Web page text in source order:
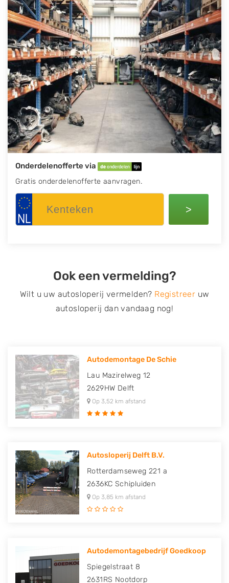
Onderdelenofferte via
Gratis onderdelenofferte aanvragen.
>
Ook een vermelding?
Wilt u uw autosloperij vermelden? Registreer uw
autosloperij dan vandaag nog!
Autodemontage De Schie
Lau Mazirelweg 12
2629HW Delft
Op 3,52 km afstand
Autosloperij Delft B.V.
Rotterdamseweg 221 a
2636KC Schipluiden
Op 3,85 km afstand
Autodemontagebedrijf Goedkoop
Spiegelstraat 8
2631RS Nootdorp